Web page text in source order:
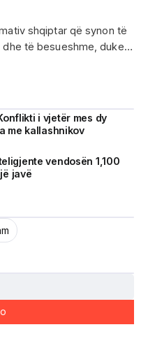
shqiptar që synon të
të besueshme, duke
i punës sonë janë
sociale, denoncimet
drejtpërdrejt jetën e
Vrojtuesit është
dhe një pasqyrë reale të
i vjetër mes dy
me kallashnikov
vendosën 1,100
javë